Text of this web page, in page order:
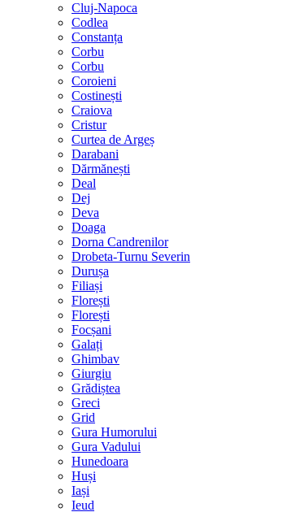
Cluj-Napoca
Codlea
Constanța
Corbu
Corbu
Coroieni
Costinești
Craiova
Cristur
Curtea de Argeș
Darabani
Dărmănești
Deal
Dej
Deva
Doaga
Dorna Candrenilor
Drobeta-Turnu Severin
Durușa
Filiași
Florești
Florești
Focșani
Galați
Ghimbav
Giurgiu
Grădiștea
Greci
Grid
Gura Humorului
Gura Vadului
Hunedoara
Huși
Iași
Ieud